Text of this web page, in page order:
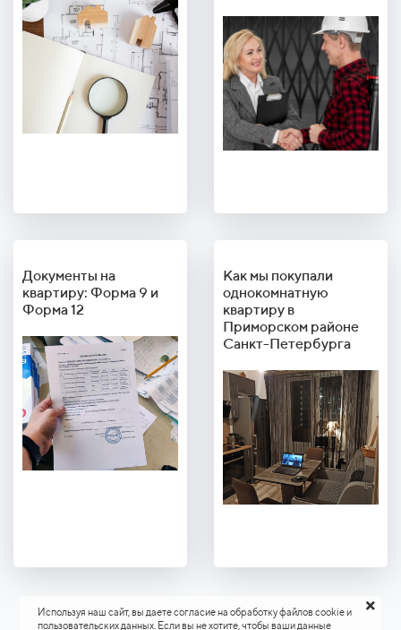
Документы на
квартиру: Форма 9 и
Форма 12
Как мы покупали
однокомнатную
квартиру в
Приморском районе
Санкт-Петербурга
Используя наш сайт, вы даете согласие на обработку файлов cookie и
пользовательских данных. Если вы не хотите, чтобы ваши данные